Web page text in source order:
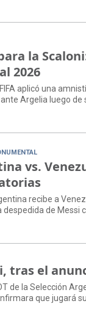
la
2026
FIFA aplicó una
Argelia luego de
vs.
recibe a
despedida de Messi
tras el
DT de la Selección
que jugará